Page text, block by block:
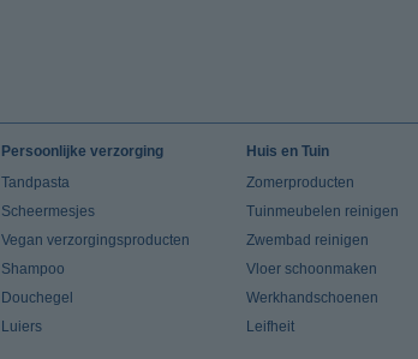
Persoonlijke verzorging
Tandpasta
Scheermesjes
Vegan verzorgingsproducten
Shampoo
Douchegel
Luiers
Huis en Tuin
Zomerproducten
Tuinmeubelen reinigen
Zwembad reinigen
Vloer schoonmaken
Werkhandschoenen
Leifheit